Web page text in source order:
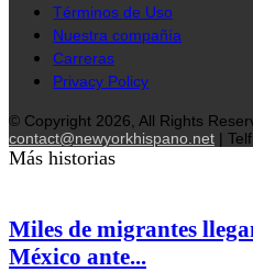
Términos de Uso
Nuestra compañía
Carreras
Privacy Policy
© Copyright 2026, All Rights
contact@newyorkhispano.net |
Más historias
Miles de migrantes
México ante...